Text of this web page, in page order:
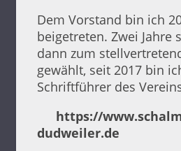
Dem Vorstand bin ich
beigetreten. Zwei Jahre
dann zum
gewählt, seit 2017 bin
Schriftführer des
https://
dudweiler.de